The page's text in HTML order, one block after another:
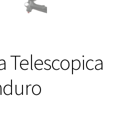
Telescopica